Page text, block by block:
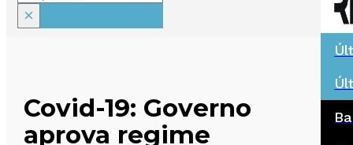
×
Covid-19: Governo
aprova regime